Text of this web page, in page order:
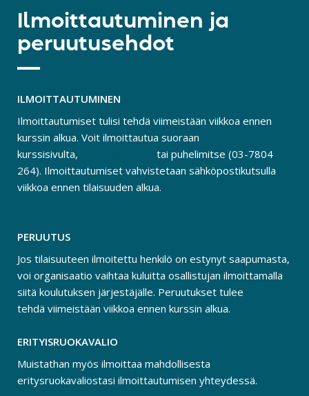
Ilmoittautuminen ja
peruutusehdot
ILMOITTAUTUMINEN
Ilmoittautumiset tulisi tehdä viimeistään viikkoa ennen
kurssin alkua. Voit ilmoittautua suoraan
kurssisivulta,
tai puhelimitse (03-7804
264). Ilmoittautumiset vahvistetaan sähköpostikutsulla
viikkoa ennen tilaisuuden alkua.
PERUUTUS
Jos tilaisuuteen ilmoitettu henkilö on estynyt saapumasta,
voi organisaatio vaihtaa kuluitta osallistujan ilmoittamalla
siitä koulutuksen järjestäjälle. Peruutukset tulee
tehdä viimeistään viikkoa ennen kurssin alkua.
ERITYISRUOKAVALIO
Muistathan myös ilmoittaa mahdollisesta
eritysruokavaliostasi ilmoittautumisen yhteydessä.